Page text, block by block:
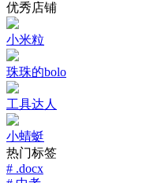
优秀店铺
小米粒
珠珠的bolo
工具达人
小蜻蜓
热门标签
# .docx